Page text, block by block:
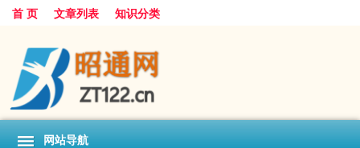
首 页 文章列表 知识分类
网站导航